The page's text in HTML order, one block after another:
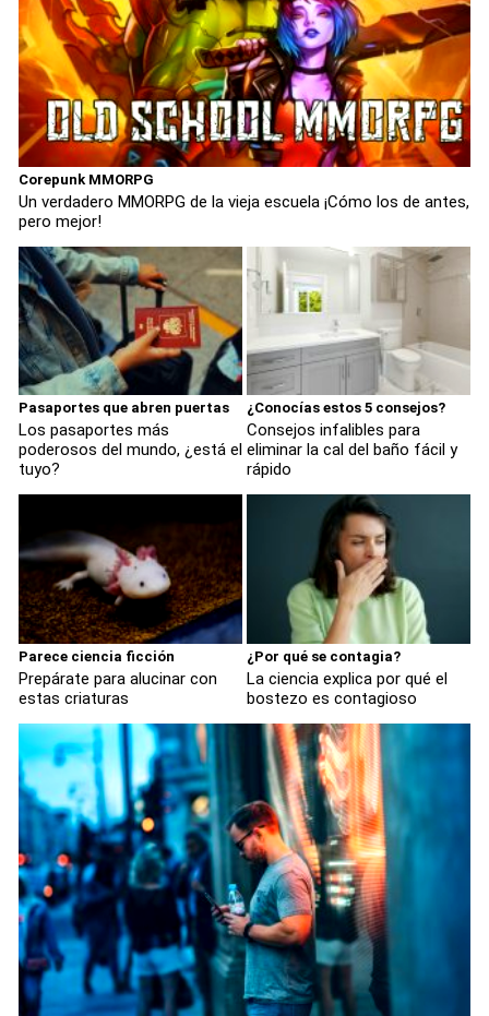
Corepunk MMORPG
Un verdadero MMORPG de la vieja escuela ¡Cómo los de antes,
pero mejor!
Pasaportes que abren puertas
Los pasaportes más
poderosos del mundo, ¿está el
tuyo?
¿Conocías estos 5 consejos?
Consejos infalibles para
eliminar la cal del baño fácil y
rápido
Parece ciencia ficción
Prepárate para alucinar con
estas criaturas
¿Por qué se contagia?
La ciencia explica por qué el
bostezo es contagioso